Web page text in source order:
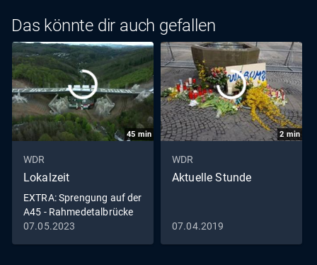
Das könnte dir auch gefallen
45 min
WDR
Lokalzeit
EXTRA: Sprengung auf der
A45 - Rahmedetalbrücke
in Lüdenscheid fällt
07.05.2023
2 min
WDR
Aktuelle Stunde
07.04.2019